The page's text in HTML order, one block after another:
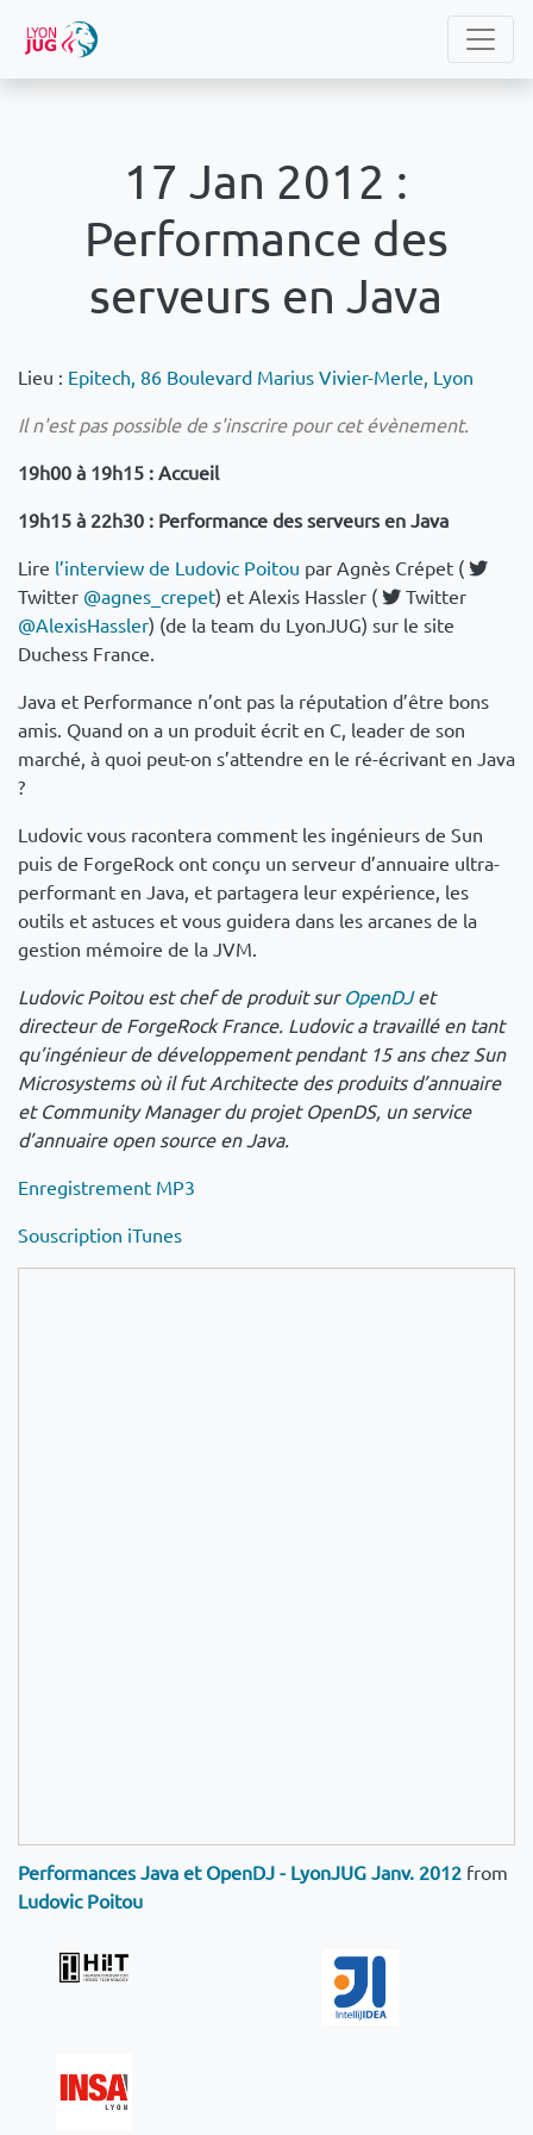
17 Jan 2012 :
Performance des
serveurs en Java
Lieu : Epitech, 86 Boulevard Marius Vivier-Merle, Lyon
Il n'est pas possible de s'inscrire pour cet évènement.
19h00 à 19h15 : Accueil
19h15 à 22h30 : Performance des serveurs en Java
Lire l’interview de Ludovic Poitou par Agnès Crépet (
Twitter @agnes_crepet) et Alexis Hassler (
Twitter
@AlexisHassler) (de la team du LyonJUG) sur le site
Duchess France.
Java et Performance n’ont pas la réputation d’être bons
amis. Quand on a un produit écrit en C, leader de son
marché, à quoi peut-on s’attendre en le ré-écrivant en Java
?
Ludovic vous racontera comment les ingénieurs de Sun
puis de ForgeRock ont conçu un serveur d’annuaire ultra-
performant en Java, et partagera leur expérience, les
outils et astuces et vous guidera dans les arcanes de la
gestion mémoire de la JVM.
Ludovic Poitou est chef de produit sur OpenDJet
directeur de ForgeRock France. Ludovic a travaillé en tant
qu’ingénieur de développement pendant 15 ans chez Sun
Microsystems où il fut Architecte des produits d’annuaire
et Community Manager du projet OpenDS, un service
d’annuaire open source en Java.
Enregistrement MP3
Souscription iTunes
Performances Java et OpenDJ - LyonJUG Janv. 2012 from
Ludovic Poitou